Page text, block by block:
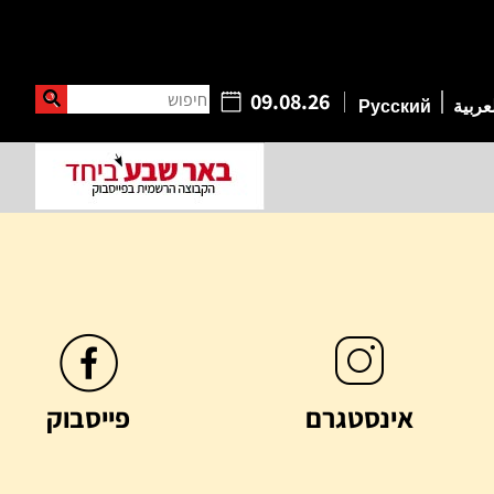
09.08.26 חיפוש Русский
אינסטגרם פייסבוק